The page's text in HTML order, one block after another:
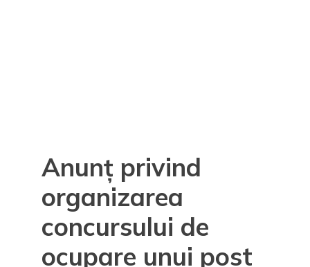
Anunț privind
organizarea
concursului de
ocupare unui post